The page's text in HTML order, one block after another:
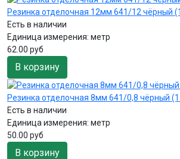
Резинка отделочная 12мм 641/12 чёрный
Есть в наличии
Единица измерения: метр
62.00 руб
В корзину
Резинка отделочная 8мм 641/0,8 чёрный
Есть в наличии
Единица измерения: метр
50.00 руб
В корзину